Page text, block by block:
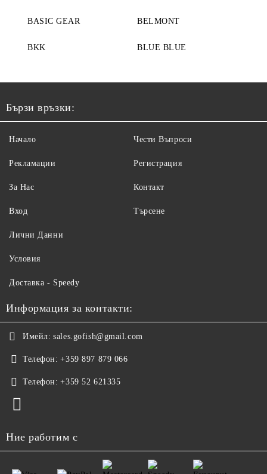
BASIC GEAR BELMONT
BKK BLUE BLUE
Бързи връзки:
Начало
Рекламации
За Нас
Вход
Чести Въпроси
Регистрация
Контакт
Търсене
Лични Данни
Условия
Доставка - Speedy
Информация за контакти:
Имейл: sales.gofish@gmail.com
Телефон: +359 897 879 066
Телефон: +359 52 621335
Ние работим с